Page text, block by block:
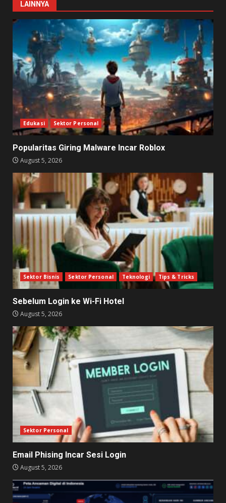
LAINNYA
Edukasi Sektor Personal
Popularitas Giring Malware Incar Roblox
August 5, 2026
Sektor Bisnis Sektor Personal Teknologi Tips & Tricks
Sebelum Login ke Wi-Fi Hotel
August 5, 2026
Sektor Personal
Email Phising Incar Sesi Login
August 5, 2026